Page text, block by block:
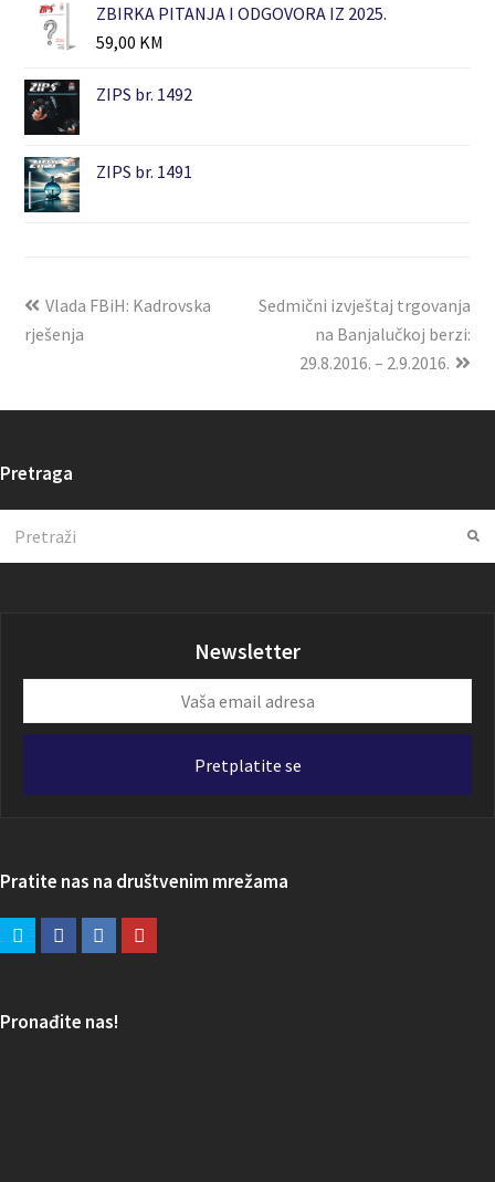
ZBIRKA PITANJA I ODGOVORA IZ 2025.
59,00 KM
ZIPS br. 1492
ZIPS br. 1491
Vlada FBiH: Kadrovska
rješenja
Sedmični izvještaj trgovanja
na Banjalučkoj berzi:
29.8.2016. – 2.9.2016.
Pretraga
Newsletter
email
Pretplatite se
Pratite nas na društvenim mrežama
Pronađite nas!